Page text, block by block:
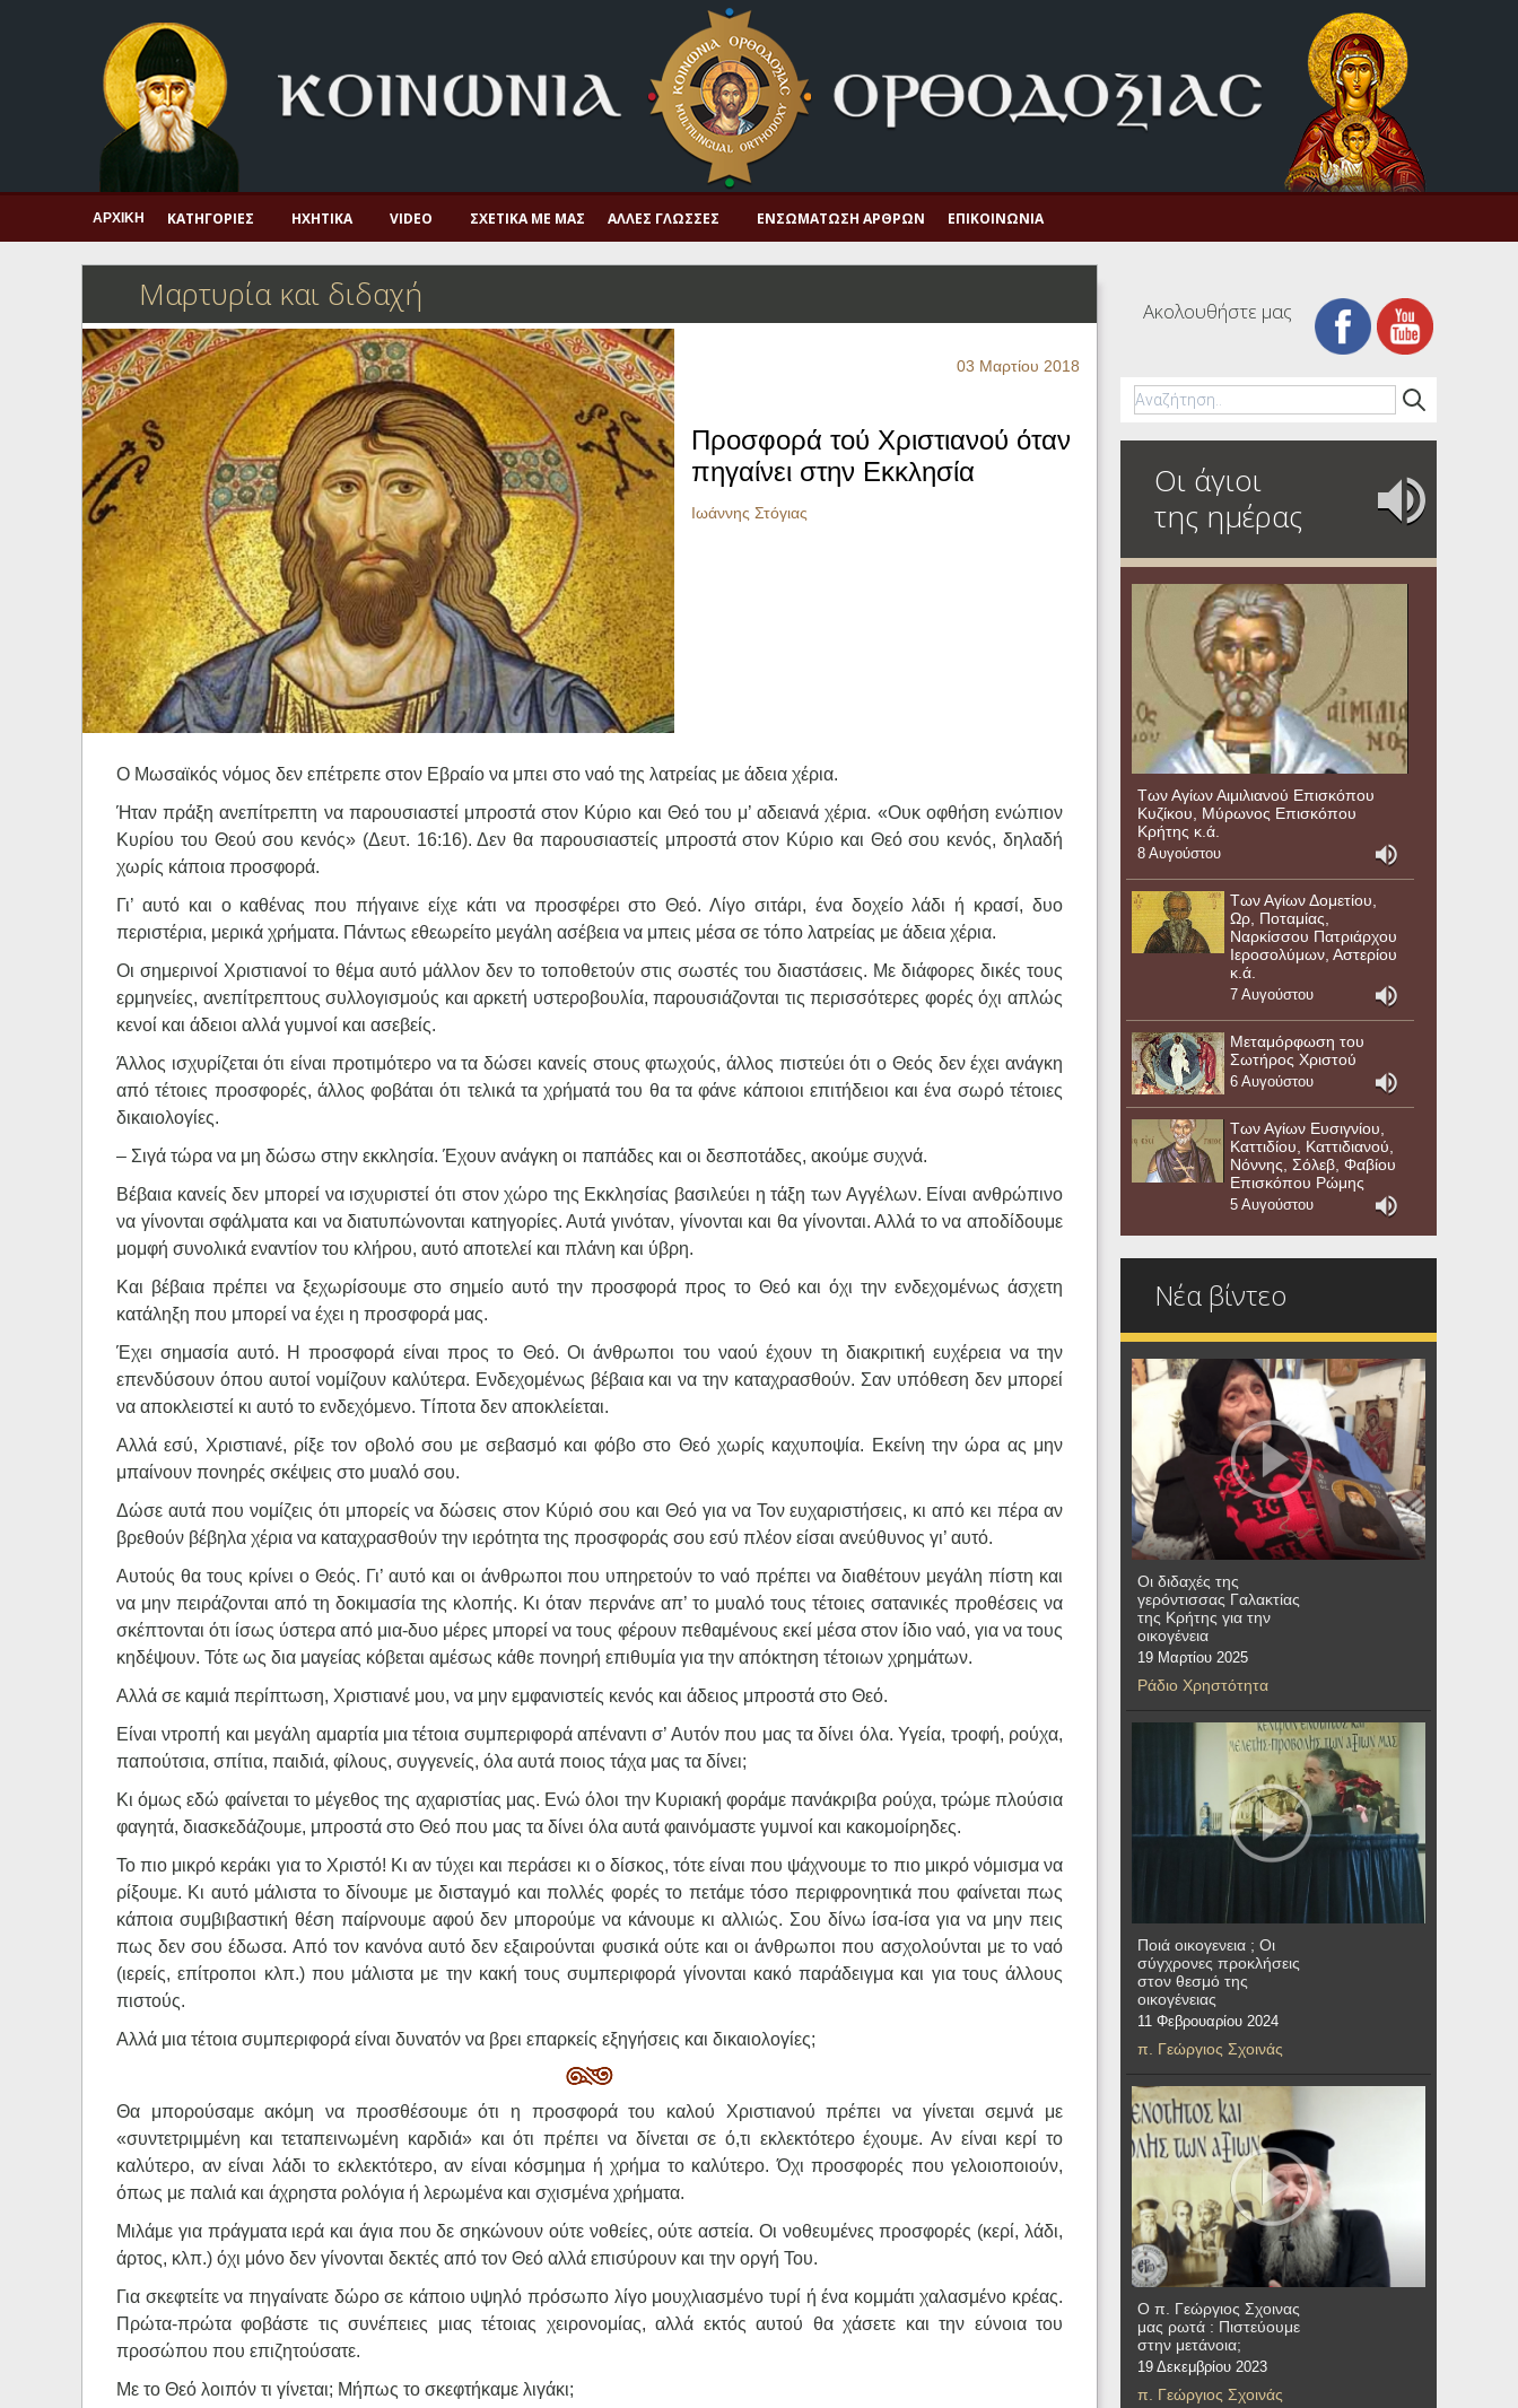
Πνευματική ζωή
Μαρτυρία και διδαχή
Λατρεία και προσευχή
Αγιολόγιο – Εορτολόγιο
Η πίστη στην εποχή μας
Ορθόδοξη οικογένεια
Ορθόδοξο προσκυνητάριο
Σκέψεις-προβληματισμοί
ΑΡΧΙΚΉ ΚΑΤΗΓΟΡΊΕΣ ΗΧΗΤΙΚΆ VIDEO ΣΧΕΤΙΚΆ ΜΕ ΜΑΣ ΆΛΛΕΣ ΓΛΏΣΣΕΣ ΕΝΣΩΜΆΤΩΣΗ ΆΡΘΡΩΝ ΕΠΙΚΟΙΝΩΝΊΑ
Μαρτυρία και διδαχή
03 Μαρτίου 2018
Προσφορά τού Χριστιανού όταν
πηγαίνει στην Εκκλησία
Ιωάννης Στόγιας
Ο Μωσαϊκός νόμος δεν επέτρεπε στον Εβραίο να μπει στο ναό της λατρείας με άδεια χέρια.
Ήταν πράξη ανεπίτρεπτη να παρουσιαστεί μπροστά στον Κύριο και Θεό του μ’ αδειανά χέρια. «Ουκ οφθήση ενώπιον
Κυρίου του Θεού σου κενός» (Δευτ. 16:16). Δεν θα παρουσιαστείς μπροστά στον Κύριο και Θεό σου κενός, δηλαδή
χωρίς κάποια προσφορά.
Γι’ αυτό και ο καθένας που πήγαινε είχε κάτι να προσφέρει στο Θεό. Λίγο σιτάρι, ένα δοχείο λάδι ή κρασί, δυο
περιστέρια, μερικά χρήματα. Πάντως εθεωρείτο μεγάλη ασέβεια να μπεις μέσα σε τόπο λατρείας με άδεια χέρια.
Οι σημερινοί Χριστιανοί το θέμα αυτό μάλλον δεν το τοποθετούν στις σωστές του διαστάσεις. Με διάφορες δικές τους
ερμηνείες, ανεπίτρεπτους συλλογισμούς και αρκετή υστεροβουλία, παρουσιάζονται τις περισσότερες φορές όχι απλώς
κενοί και άδειοι αλλά γυμνοί και ασεβείς.
Άλλος ισχυρίζεται ότι είναι προτιμότερο να τα δώσει κανείς στους φτωχούς, άλλος πιστεύει ότι ο Θεός δεν έχει ανάγκη
από τέτοιες προσφορές, άλλος φοβάται ότι τελικά τα χρήματά του θα τα φάνε κάποιοι επιτήδειοι και ένα σωρό τέτοιες
δικαιολογίες.
– Σιγά τώρα να μη δώσω στην εκκλησία. Έχουν ανάγκη οι παπάδες και οι δεσποτάδες, ακούμε συχνά.
Βέβαια κανείς δεν μπορεί να ισχυριστεί ότι στον χώρο της Εκκλησίας βασιλεύει η τάξη των Αγγέλων. Είναι ανθρώπινο
να γίνονται σφάλματα και να διατυπώνονται κατηγορίες. Αυτά γινόταν, γίνονται και θα γίνονται. Αλλά το να αποδίδουμε
μομφή συνολικά εναντίον του κλήρου, αυτό αποτελεί και πλάνη και ύβρη.
Και βέβαια πρέπει να ξεχωρίσουμε στο σημείο αυτό την προσφορά προς το Θεό και όχι την ενδεχομένως άσχετη
κατάληξη που μπορεί να έχει η προσφορά μας.
Έχει σημασία αυτό. Η προσφορά είναι προς το Θεό. Οι άνθρωποι του ναού έχουν τη διακριτική ευχέρεια να την
επενδύσουν όπου αυτοί νομίζουν καλύτερα. Ενδεχομένως βέβαια και να την καταχρασθούν. Σαν υπόθεση δεν μπορεί
να αποκλειστεί κι αυτό το ενδεχόμενο. Τίποτα δεν αποκλείεται.
Αλλά εσύ, Χριστιανέ, ρίξε τον οβολό σου με σεβασμό και φόβο στο Θεό χωρίς καχυποψία. Εκείνη την ώρα ας μην
μπαίνουν πονηρές σκέψεις στο μυαλό σου.
Δώσε αυτά που νομίζεις ότι μπορείς να δώσεις στον Κύριό σου και Θεό για να Τον ευχαριστήσεις, κι από κει πέρα αν
βρεθούν βέβηλα χέρια να καταχρασθούν την ιερότητα της προσφοράς σου εσύ πλέον είσαι ανεύθυνος γι’ αυτό.
Αυτούς θα τους κρίνει ο Θεός. Γι’ αυτό και οι άνθρωποι που υπηρετούν το ναό πρέπει να διαθέτουν μεγάλη πίστη και
να μην πειράζονται από τη δοκιμασία της κλοπής. Κι όταν περνάνε απ’ το μυαλό τους τέτοιες σατανικές προθέσεις να
σκέπτονται ότι ίσως ύστερα από μια-δυο μέρες μπορεί να τους φέρουν πεθαμένους εκεί μέσα στον ίδιο ναό, για να τους
κηδέψουν. Τότε ως δια μαγείας κόβεται αμέσως κάθε πονηρή επιθυμία για την απόκτηση τέτοιων χρημάτων.
Αλλά σε καμιά περίπτωση, Χριστιανέ μου, να μην εμφανιστείς κενός και άδειος μπροστά στο Θεό.
Είναι ντροπή και μεγάλη αμαρτία μια τέτοια συμπεριφορά απέναντι σ’ Αυτόν που μας τα δίνει όλα. Υγεία, τροφή, ρούχα,
παπούτσια, σπίτια, παιδιά, φίλους, συγγενείς, όλα αυτά ποιος τάχα μας τα δίνει;
Κι όμως εδώ φαίνεται το μέγεθος της αχαριστίας μας. Ενώ όλοι την Κυριακή φοράμε πανάκριβα ρούχα, τρώμε πλούσια
φαγητά, διασκεδάζουμε, μπροστά στο Θεό που μας τα δίνει όλα αυτά φαινόμαστε γυμνοί και κακομοίρηδες.
Το πιο μικρό κεράκι για το Χριστό! Κι αν τύχει και περάσει κι ο δίσκος, τότε είναι που ψάχνουμε το πιο μικρό νόμισμα να
ρίξουμε. Κι αυτό μάλιστα το δίνουμε με δισταγμό και πολλές φορές το πετάμε τόσο περιφρονητικά που φαίνεται πως
κάποια συμβιβαστική θέση παίρνουμε αφού δεν μπορούμε να κάνουμε κι αλλιώς. Σου δίνω ίσα-ίσα για να μην πεις
πως δεν σου έδωσα. Από τον κανόνα αυτό δεν εξαιρούνται φυσικά ούτε και οι άνθρωποι που ασχολούνται με το ναό
(ιερείς, επίτροποι κλπ.) που μάλιστα με την κακή τους συμπεριφορά γίνονται κακό παράδειγμα και για τους άλλους
πιστούς.
Αλλά μια τέτοια συμπεριφορά είναι δυνατόν να βρει επαρκείς εξηγήσεις και δικαιολογίες;
Θα μπορούσαμε ακόμη να προσθέσουμε ότι η προσφορά του καλού Χριστιανού πρέπει να γίνεται σεμνά με
«συντετριμμένη και τεταπεινωμένη καρδιά» και ότι πρέπει να δίνεται σε ό,τι εκλεκτότερο έχουμε. Αν είναι κερί το
καλύτερο, αν είναι λάδι το εκλεκτότερο, αν είναι κόσμημα ή χρήμα το καλύτερο. Όχι προσφορές που γελοιοποιούν,
όπως με παλιά και άχρηστα ρολόγια ή λερωμένα και σχισμένα χρήματα.
Μιλάμε για πράγματα ιερά και άγια που δε σηκώνουν ούτε νοθείες, ούτε αστεία. Οι νοθευμένες προσφορές (κερί, λάδι,
άρτος, κλπ.) όχι μόνο δεν γίνονται δεκτές από τον Θεό αλλά επισύρουν και την οργή Του.
Για σκεφτείτε να πηγαίνατε δώρο σε κάποιο υψηλό πρόσωπο λίγο μουχλιασμένο τυρί ή ένα κομμάτι χαλασμένο κρέας.
Πρώτα-πρώτα φοβάστε τις συνέπειες μιας τέτοιας χειρονομίας, αλλά εκτός αυτού θα χάσετε και την εύνοια του
προσώπου που επιζητούσατε.
Με το Θεό λοιπόν τι γίνεται; Μήπως το σκεφτήκαμε λιγάκι;
Ακολουθήστε μας
Οι άγιοι
της ημέρας
Των Αγίων Αιμιλιανού Επισκόπου
Κυζίκου, Μύρωνος Επισκόπου
Κρήτης κ.ά.
8 Αυγούστου
Των Αγίων Δομετίου,
Ωρ, Ποταμίας,
Ναρκίσσου Πατριάρχου
Ιεροσολύμων, Αστερίου
κ.ά.
7 Αυγούστου
Μεταμόρφωση του
Σωτήρος Χριστού
6 Αυγούστου
Των Αγίων Ευσιγνίου,
Καττιδίου, Καττιδιανού,
Νόννης, Σόλεβ, Φαβίου
Επισκόπου Ρώμης
5 Αυγούστου
Νέα βίντεο
Οι διδαχές της
γερόντισσας Γαλακτίας
της Κρήτης για την
οικογένεια
19 Μαρτίου 2025
Ράδιο Χρηστότητα
Ποιά οικογενεια ; Οι
σύγχρονες προκλήσεις
στον θεσμό της
οικογένειας
11 Φεβρουαρίου 2024
π. Γεώργιος Σχοινάς
Ο π. Γεώργιος Σχοινας
μας ρωτά : Πιστεύουμε
στην μετάνοια;
19 Δεκεμβρίου 2023
π. Γεώργιος Σχοινάς